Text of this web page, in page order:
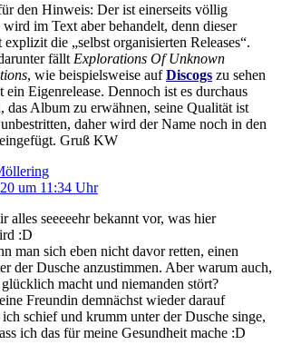
den Hinweis: Der ist einerseits völlig
im Text aber behandelt, denn dieser
explizit die „selbst organisierten Releases“.
fällt Explorations Of Unknown
, wie beispielsweise aufDiscogs zu sehen
ein Eigenrelease. Dennoch ist es durchaus
das Album zu erwähnen, seine Qualität ist
daher wird der Name noch in den
Gruß KW
um 11:34 Uhr
alles seeeeehr bekannt vor, was hier
:D
man sich eben nicht davor retten, einen
der Dusche anzustimmen. Aber warum auch,
macht und niemanden stört?
Freundin demnächst wieder darauf
schief und krumm unter der Dusche singe,
ich das für meine Gesundheit mache :D